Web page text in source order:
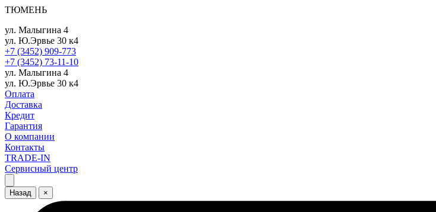
ТЮМЕНЬ
ул. Малыгина 4
ул. Ю.Эрвье 30 к4
+7 (3452) 909-773
+7 (3452) 73-11-10
ул. Малыгина 4
ул. Ю.Эрвье 30 к4
Оплата
Доставка
Кредит
Гарантия
О компании
Контакты
TRADE-IN
Сервисный центр
Назад ×